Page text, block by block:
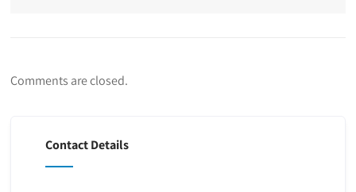
Comments are closed.
Contact Details